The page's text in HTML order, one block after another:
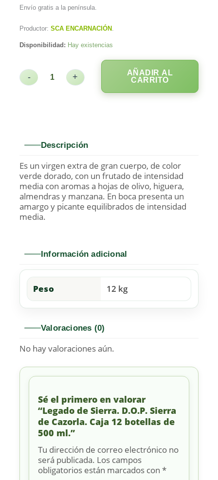
Envío gratis a la península.
Productor: SCA ENCARNACIÓN .
Disponibilidad: Hay existencias
- +
AÑADIR AL
CARRITO
Descripción
Es un virgen extra de gran cuerpo, de color
verde dorado, con un frutado de intensidad
media con aromas a hojas de olivo, higuera,
almendras y manzana. En boca presenta un
amargo y picante equilibrados de intensidad
media.
Información adicional
Peso 12 kg
Valoraciones (0)
No hay valoraciones aún.
Sé el primero en valorar
“Legado de Sierra. D.O.P. Sierra
de Cazorla. Caja 12 botellas de
500 ml.”
Tu dirección de correo electrónico no
será publicada. Los campos
obligatorios están marcados con *